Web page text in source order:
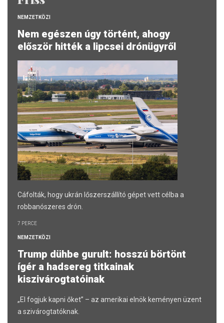
NEMZETKÖZI
Nem egészen úgy történt, ahogy
először hitték a lipcsei drónügyről
Cáfolták, hogy ukrán lőszerszállító gépet vett célba a
robbanószeres drón.
7 PERCE
NEMZETKÖZI
Trump dühbe gurult: hosszú börtönt
ígér a hadsereg titkainak
kiszivárogtatóinak
„El fogjuk kapni őket” – az amerikai elnök keményen üzent
a szivárogtatóknak.